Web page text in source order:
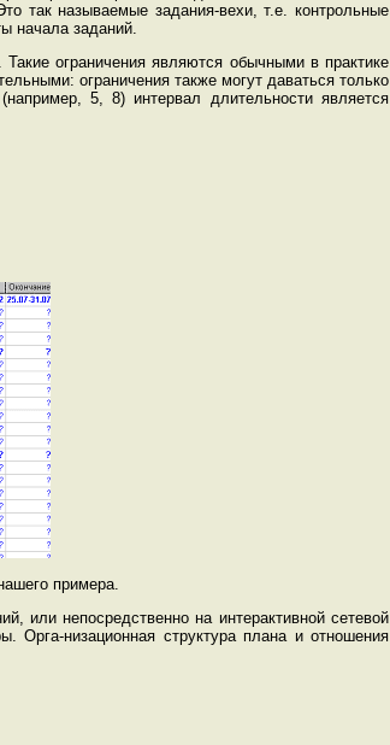
так называемые задания-вехи, т.е. контрольные
начала заданий.
ограничения являются обычными в практике
ограничения также могут даваться только
5, 8) интервал длительности является
примера.
или непосредственно на интерактивной сетевой
Орга-низационная структура плана и отношения